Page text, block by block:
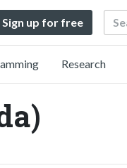
Sign up for free Search
Research